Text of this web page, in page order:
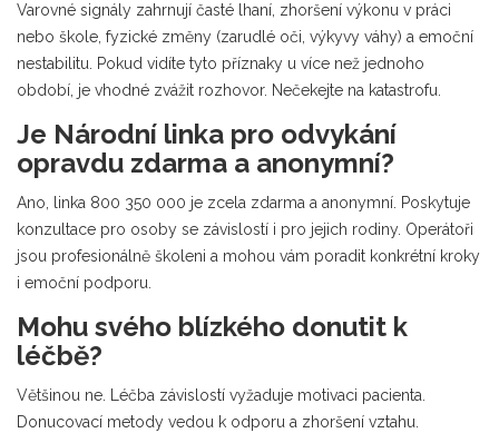
Varovné signály zahrnují časté lhaní, zhoršení výkonu v práci
nebo škole, fyzické změny (zarudlé oči, výkyvy váhy) a emoční
nestabilitu. Pokud vidíte tyto příznaky u více než jednoho
období, je vhodné zvážit rozhovor. Nečekejte na katastrofu.
Je Národní linka pro odvykání
opravdu zdarma a anonymní?
Ano, linka 800 350 000 je zcela zdarma a anonymní. Poskytuje
konzultace pro osoby se závislostí i pro jejich rodiny. Operátoři
jsou profesionálně školeni a mohou vám poradit konkrétní kroky
i emoční podporu.
Mohu svého blízkého donutit k
léčbě?
Většinou ne. Léčba závislostí vyžaduje motivaci pacienta.
Donucovací metody vedou k odporu a zhoršení vztahu.